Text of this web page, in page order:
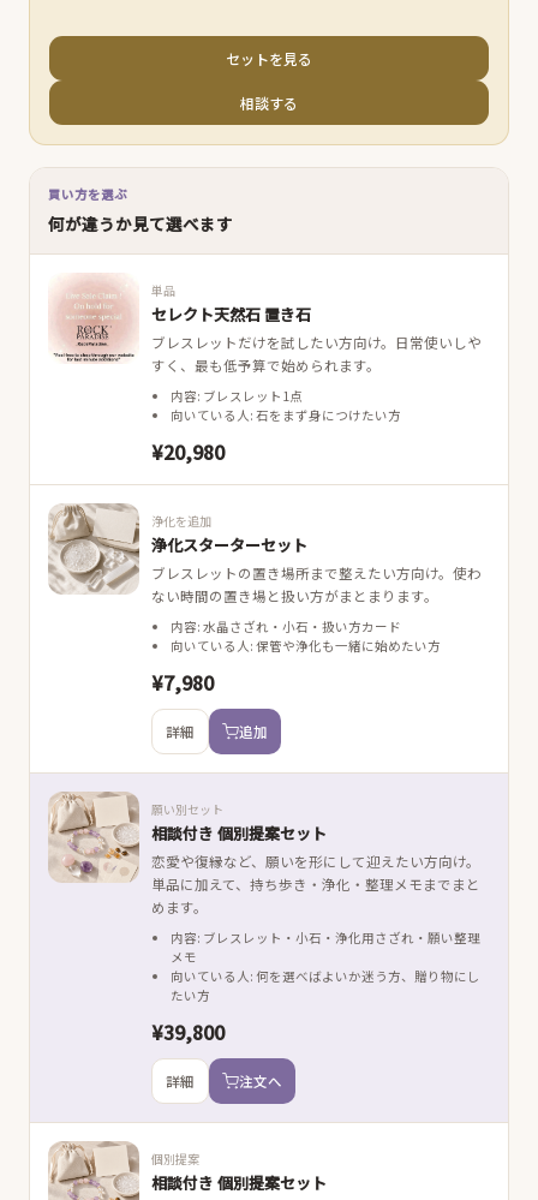
セットを見る
相談する
買い方を選ぶ
何が違うか見て選べます
単品
セレクト天然石 置き石
ブレスレットだけを試したい方向け。日常使いしや
すく、最も低予算で始められます。
内容: ブレスレット1点
向いている人: 石をまず身につけたい方
¥20,980
浄化を追加
浄化スターターセット
ブレスレットの置き場所まで整えたい方向け。使わ
ない時間の置き場と扱い方がまとまります。
内容: 水晶さざれ・小石・扱い方カード
向いている人: 保管や浄化も一緒に始めたい方
¥7,980
詳細 追加
願い別セット
相談付き 個別提案セット
恋愛や復縁など、願いを形にして迎えたい方向け。
単品に加えて、持ち歩き・浄化・整理メモまでまと
めます。
内容: ブレスレット・小石・浄化用さざれ・願い整理
メモ
向いている人: 何を選べばよいか迷う方、贈り物にし
たい方
¥39,800
詳細 注文へ
個別提案
相談付き 個別提案セット